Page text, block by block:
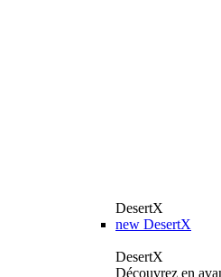
DesertX
new DesertX
DesertX
Découvrez en